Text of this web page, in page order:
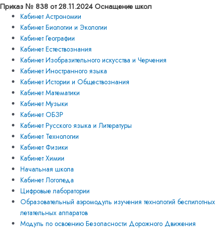
Приказ № 838 от 28.11.2024 Оснащение школ
Кабинет Астрономии
Кабинет Биологии и Экологии
Кабинет Географии
Кабинет Естествознания
Кабинет Изобразительного искусства и Черчения
Кабинет Иностранного языка
Кабинет Истории и Обществознания
Кабинет Математики
Кабинет Музыки
Кабинет ОБЗР
Кабинет Русского языка и Литературы
Кабинет Технологии
Кабинет Физики
Кабинет Химии
Начальная школа
Кабинет Логопеда
Цифровые лаборатории
Образовательный аэромодуль изучения технологий беспилотных
летательных аппаратов
Модуль по освоению Безопасности Дорожного Движения